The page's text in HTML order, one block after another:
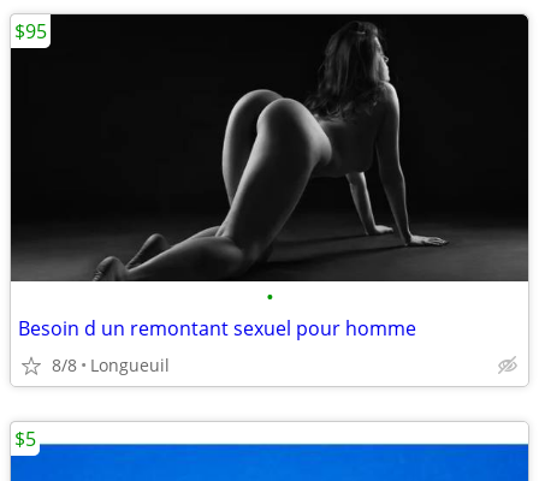
•
Besoin d un remontant sexuel pour homme
8/8 Longueuil
$95
$5